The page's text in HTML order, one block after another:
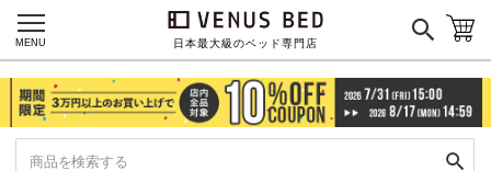
日本最大級のベッド専門店
MENU